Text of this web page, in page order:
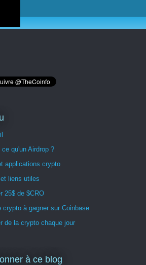
ce qu'un Airdrop ?
applications crypto
liens utiles
25$ de $CRO
crypto à gagner sur Coinbase
de la crypto chaque jour
à ce blog